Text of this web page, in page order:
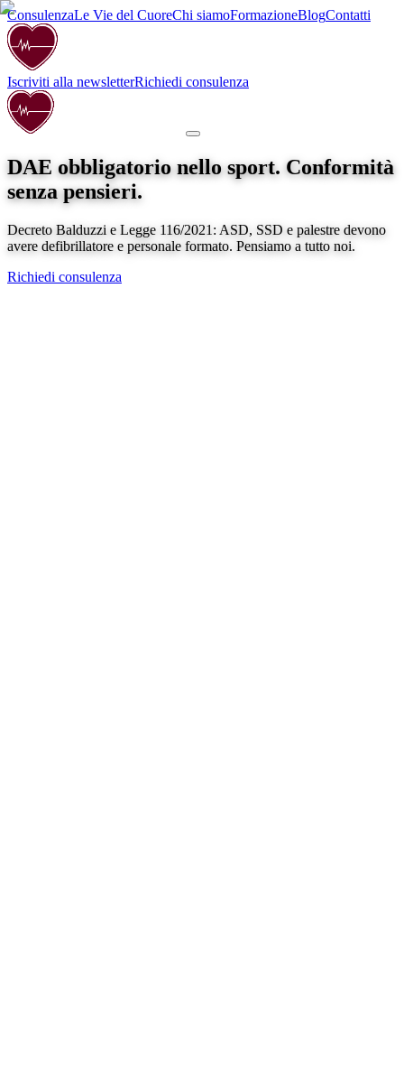
ConsulenzaLe Vie del CuoreChi siamoFormazioneBlogContatti
Iscriviti alla newsletterRichiedi consulenza
DAE obbligatorio nello sport. Conformità
senza pensieri.
Decreto Balduzzi e Legge 116/2021: ASD, SSD e palestre devono
avere defibrillatore e personale formato. Pensiamo a tutto noi.
Richiedi consulenza